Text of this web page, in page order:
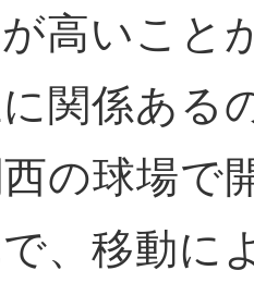
高いこと
関係ある
の球場で
、移動に